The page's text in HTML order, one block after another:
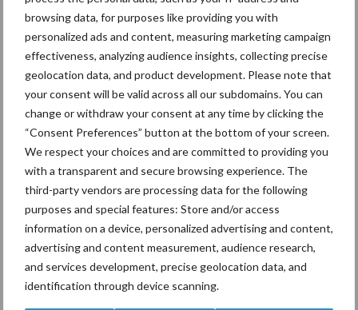
browsing data, for purposes like providing you with
personalized ads and content, measuring marketing campaign
effectiveness, analyzing audience insights, collecting precise
geolocation data, and product development. Please note that
your consent will be valid across all our subdomains. You can
change or withdraw your consent at any time by clicking the
“Consent Preferences” button at the bottom of your screen.
We respect your choices and are committed to providing you
with a transparent and secure browsing experience. The
third-party vendors are processing data for the following
purposes and special features: Store and/or access
information on a device, personalized advertising and content,
advertising and content measurement, audience research,
and services development, precise geolocation data, and
identification through device scanning.
ForFarmers ziet volume en
marktaandeel groeien in
krimpende Nederlandse
markt
Themapagina's
Diergezondheid Bemesting Fokkerij